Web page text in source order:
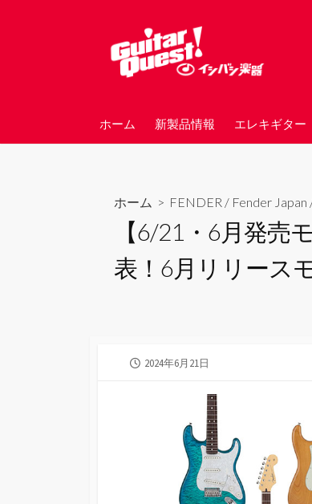
ホーム 新製品情報 エレキギター
ホーム > FENDER / Fender Japan
【6/21・6月発売
表！6月リリース
公
2024年6月21日